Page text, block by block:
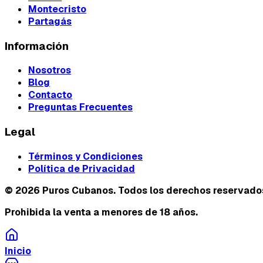
Montecristo
Partagás
Información
Nosotros
Blog
Contacto
Preguntas Frecuentes
Legal
Términos y Condiciones
Política de Privacidad
© 2026 Puros Cubanos. Todos los derechos
Prohibida la venta a menores de 18 años.
Inicio